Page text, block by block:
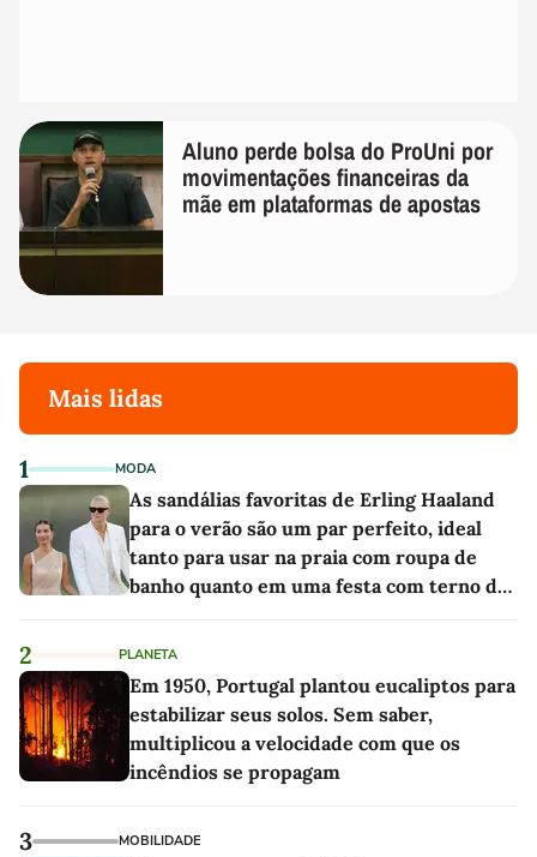
Aluno perde bolsa do ProUni por
movimentações financeiras da
mãe em plataformas de apostas
Mais lidas
1 MODA
As sandálias favoritas de Erling Haaland
para o verão são um par perfeito, ideal
tanto para usar na praia com roupa de
banho quanto em uma festa com terno de
2 PLANETA
Em 1950, Portugal plantou eucaliptos para
estabilizar seus solos. Sem saber,
multiplicou a velocidade com que os
incêndios se propagam
3 MOBILIDADE